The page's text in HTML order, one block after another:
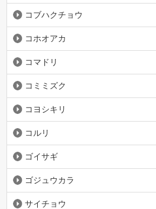
コブハクチョウ
コホオアカ
コマドリ
コミミズク
コヨシキリ
コルリ
ゴイサギ
ゴジュウカラ
サイチョウ